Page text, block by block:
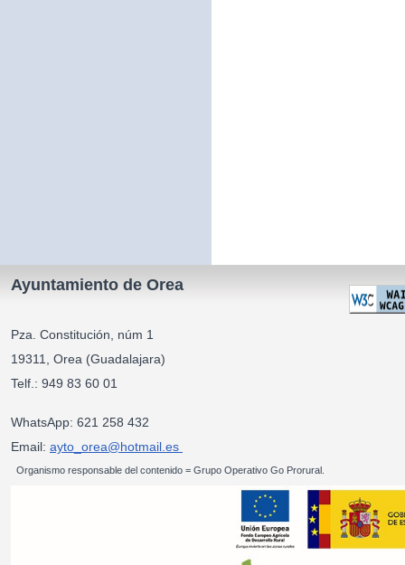
Ayuntamiento de Orea
Pza. Constitución, núm 1
19311, Orea (Guadalajara)
Telf.: 949 83 60 01
WhatsApp: 621 258 432
Email: ayto_orea@hotmail.es
Organismo responsable del contenido = Grupo Operativo Go Prorural.